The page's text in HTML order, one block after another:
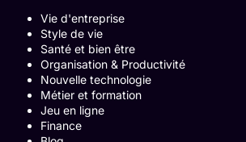
Vie d'entreprise
Style de vie
Santé et bien être
Organisation & Productivité
Nouvelle technologie
Métier et formation
Jeu en ligne
Finance